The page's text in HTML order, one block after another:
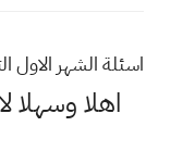
اسئلة الشهر
اهلا وسهلا